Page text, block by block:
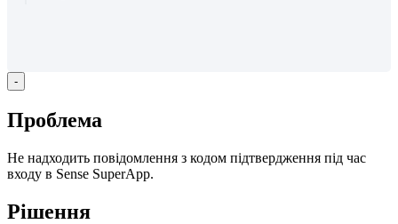
-
Проблема
Не надходить повідомлення з кодом підтвердження під час
входу в Sense SuperApp.
Рішення